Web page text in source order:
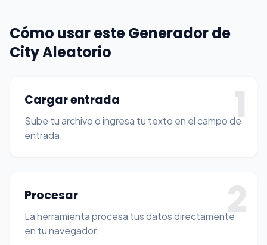
Cómo usar este Generador de
City Aleatorio
1
Cargar entrada
Sube tu archivo o ingresa tu texto en el campo de
entrada.
2
Procesar
La herramienta procesa tus datos directamente
en tu navegador.